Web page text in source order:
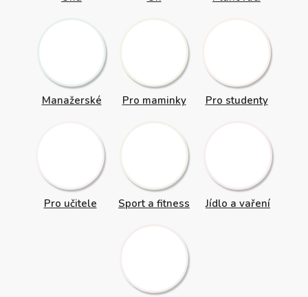
Manažerské Pro maminky Pro studenty
Pro učitele Sport a fitness Jídlo a vaření